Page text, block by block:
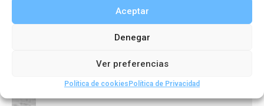
Aceptar
Denegar
Ver preferencias
Política de cookies Política de Privacidad